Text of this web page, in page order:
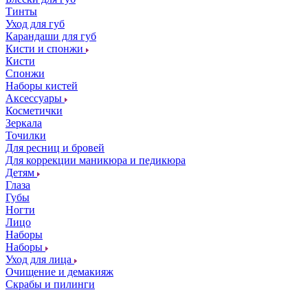
Тинты
Уход для губ
Карандаши для губ
Кисти и спонжи
Кисти
Спонжи
Наборы кистей
Аксессуары
Косметички
Зеркала
Точилки
Для ресниц и бровей
Для коррекции маникюра и педикюра
Детям
Глаза
Губы
Ногти
Лицо
Наборы
Наборы
Уход для лица
Очищение и демакияж
Скрабы и пилинги